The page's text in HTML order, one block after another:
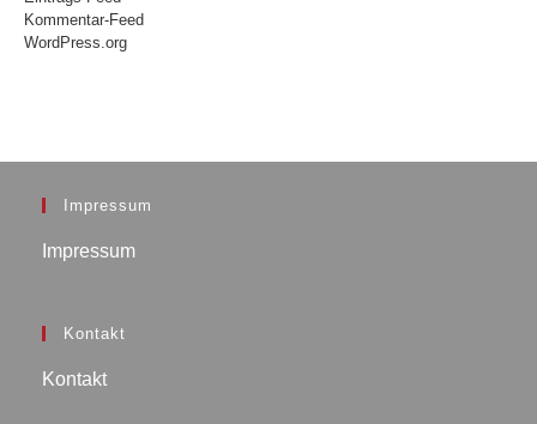
Kommentar-Feed
WordPress.org
Impressum
Impressum
Kontakt
Kontakt